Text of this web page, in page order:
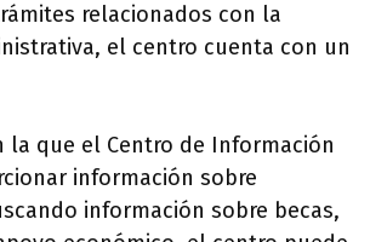
relacionados con la
el centro cuenta con un
la que el Centro de Información
información sobre
información sobre becas,